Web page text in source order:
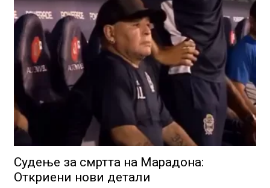
Судење за смртта на Марадона:
Откриени нови детали